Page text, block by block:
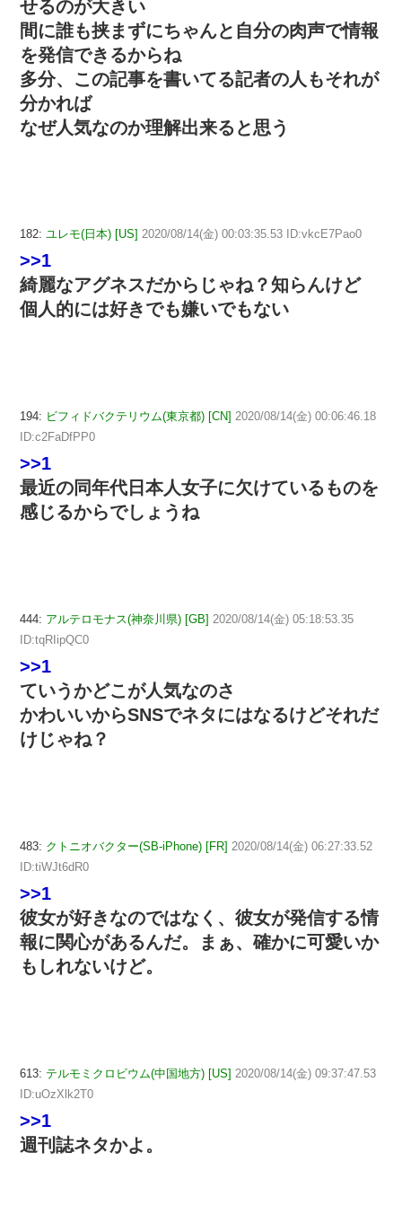
せるのが大きい
間に誰も挟まずにちゃんと自分の肉声で情報
を発信できるからね
多分、この記事を書いてる記者の人もそれが
分かれば
なぜ人気なのか理解出来ると思う
182: ユレモ(日本) [US] 2020/08/14(金) 00:03:35.53 ID:vkcE7Pao0
>>1
綺麗なアグネスだからじゃね？知らんけど
個人的には好きでも嫌いでもない
194: ビフィドバクテリウム(東京都) [CN] 2020/08/14(金) 00:06:46.18
ID:c2FaDfPP0
>>1
最近の同年代日本人女子に欠けているものを
感じるからでしょうね
444: アルテロモナス(神奈川県) [GB] 2020/08/14(金) 05:18:53.35
ID:tqRIipQC0
>>1
ていうかどこが人気なのさ
かわいいからSNSでネタにはなるけどそれだ
けじゃね？
483: クトニオバクター(SB-iPhone) [FR] 2020/08/14(金) 06:27:33.52
ID:tiWJt6dR0
>>1
彼女が好きなのではなく、彼女が発信する情
報に関心があるんだ。まぁ、確かに可愛いか
もしれないけど。
613: テルモミクロビウム(中国地方) [US] 2020/08/14(金) 09:37:47.53
ID:uOzXlk2T0
>>1
週刊誌ネタかよ。